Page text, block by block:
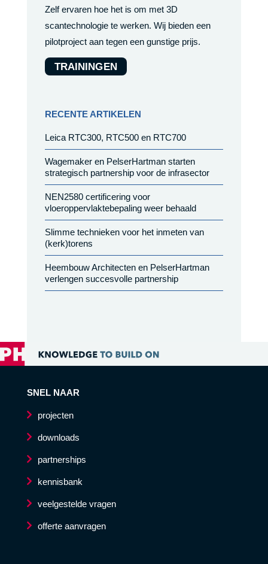
Zelf ervaren hoe het is om met 3D
scantechnologie te werken. Wij bieden een
pilotproject aan tegen een gunstige prijs.
TRAININGEN
RECENTE ARTIKELEN
Leica RTC300, RTC500 en RTC700
Wagemaker en PelserHartman starten
strategisch partnership voor de infrasector
NEN2580 certificering voor
vloeroppervlaktebepaling weer behaald
Slimme technieken voor het inmeten van
(kerk)torens
Heembouw Architecten en PelserHartman
verlengen succesvolle partnership
SNEL NAAR
projecten
downloads
partnerships
kennisbank
veelgestelde vragen
offerte aanvragen